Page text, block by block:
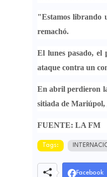
"Estamos librando
remachó.
El lunes pasado, el
ataque contra un
En abril perdieron
sitiada de
FUENTE: LA FM
Tags:
Facebook